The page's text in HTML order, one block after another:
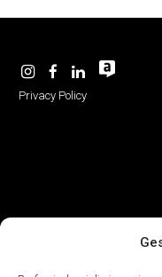
Privacy Policy